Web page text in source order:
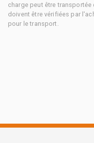
charge peut être
doivent être vérifiées par
pour le transport.